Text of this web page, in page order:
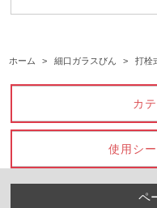
ホーム > 細口ガラスびん > 打栓
カ
使用シ
ペ